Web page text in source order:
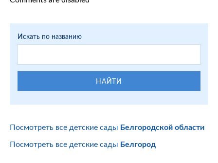
Искать по названию
НАЙТИ
Посмотреть все детские сады Белгородской области
Посмотреть все детские сады Белгород